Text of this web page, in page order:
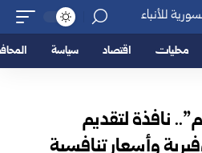
محليات اقتصاد سياسة
نافذة لتقديم
وأسعار تنافسية